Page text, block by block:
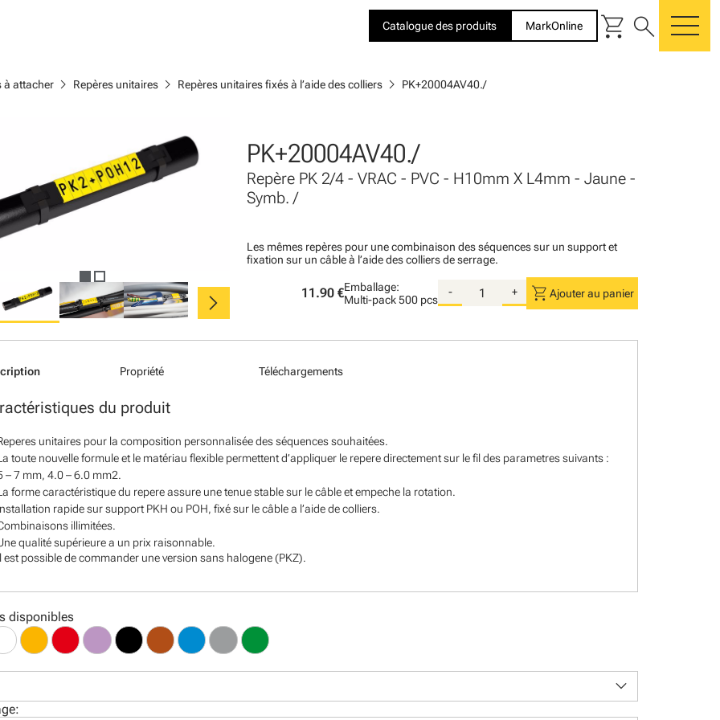
Catalogue des produits MarkOnline shopping_cart search
à attacher chevron_right Repères unitaires chevron_right Repères unitaires fixés à l’aide des colliers chevron_right PK+20004AV40./
chevron_right
PK+20004AV40./
Repère PK 2/4 - VRAC - PVC - H10mm X L4mm - Jaune -
Symb. /
Les mêmes repères pour une combinaison des séquences sur un support et
fixation sur un câble à l’aide des colliers de serrage.
11.90 €Emballage:
Multi-pack500 pcs
- + shopping_cart Ajouter au panier
Propriété Téléchargements
du produit
unitaires pour la composition personnalisée des séquences souhaitées.
toute nouvelle formule et le matériau flexible permettent d’appliquer le repere directement sur le fil des parametres suivants :
– 7 mm, 4.0 – 6.0 mm2.
forme caractéristique du repere assure une tenue stable sur le câble et empeche la rotation.
rapide sur support PKH ou POH, fixé sur le câble a l’aide de colliers.
illimitées.
qualité supérieure a un prix raisonnable.
est possible de commander une version sans halogene (PKZ).
disponibles
keyboard_arrow_down